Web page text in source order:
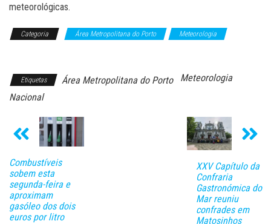
meteorológicas.
Categoria Área Metropolitana do Porto
Meteorologia
Etiquetas Área Metropolitana do Porto
Meteorologia
Nacional
Combustíveis
sobem esta
segunda-feira e
aproximam
gasóleo dos dois
euros por litro
XXV Capítulo da
Confraria
Gastronómica do
Mar reuniu
confrades em
Matosinhos